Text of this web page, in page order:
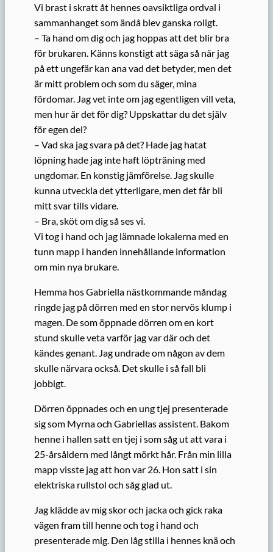
Vi brast i skratt åt hennes oavsiktliga ordval i
sammanhanget som ändå blev ganska roligt.
– Ta hand om dig och jag hoppas att det blir bra
för brukaren. Känns konstigt att säga så när jag
på ett ungefär kan ana vad det betyder, men det
är mitt problem och som du säger, mina
fördomar. Jag vet inte om jag egentligen vill veta,
men hur är det för dig? Uppskattar du det själv
för egen del?
– Vad ska jag svara på det? Hade jag hatat
löpning hade jag inte haft löpträning med
ungdomar. En konstig jämförelse. Jag skulle
kunna utveckla det ytterligare, men det får bli
mitt svar tills vidare.
– Bra, sköt om dig så ses vi.
Vi tog i hand och jag lämnade lokalerna med en
tunn mapp i handen innehållande information
om min nya brukare.
Hemma hos Gabriella nästkommande måndag
ringde jag på dörren med en stor nervös klump i
magen. De som öppnade dörren om en kort
stund skulle veta varför jag var där och det
kändes genant. Jag undrade om någon av dem
skulle närvara också. Det skulle i så fall bli
jobbigt.
Dörren öppnades och en ung tjej presenterade
sig som Myrna och Gabriellas assistent. Bakom
henne i hallen satt en tjej i som såg ut att vara i
25-årsåldern med långt mörkt hår. Från min lilla
mapp visste jag att hon var 26. Hon satt i sin
elektriska rullstol och såg glad ut.
Jag klädde av mig skor och jacka och gick raka
vägen fram till henne och tog i hand och
presenterade mig. Den låg stilla i hennes knä och